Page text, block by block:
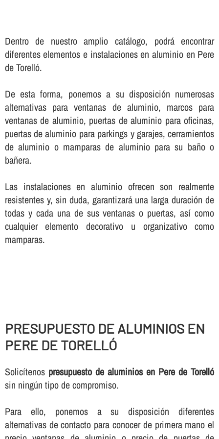
Dentro de nuestro amplio catálogo, podrá encontrar
diferentes elementos e instalaciones en aluminio en Pere
de Torelló.
De esta forma, ponemos a su disposición numerosas
alternativas para ventanas de aluminio, marcos para
ventanas de aluminio, puertas de aluminio para oficinas,
puertas de aluminio para parkings y garajes, cerramientos
de aluminio o mamparas de aluminio para su baño o
bañera.
Las instalaciones en aluminio ofrecen son realmente
resistentes y, sin duda, garantizará una larga duración de
todas y cada una de sus ventanas o puertas, así­ como
cualquier elemento decorativo u organizativo como
mamparas.
PRESUPUESTO DE ALUMINIOS EN
PERE DE TORELLÓ
Solicí­tenos presupuesto de aluminios en Pere de Torelló
sin ningún tipo de compromiso.
Para ello, ponemos a su disposición diferentes
alternativas de contacto para conocer de primera mano el